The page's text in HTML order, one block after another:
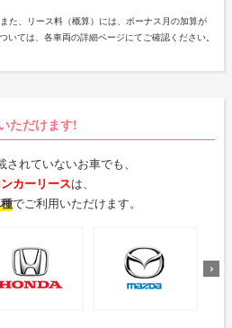
た、リース料（概算）には、ボーナス月の加算が
いては、各車両の詳細ページにてご確認ください。
ただけます!
れていないお車でも、
カーリースは、
でご利用いただけます。